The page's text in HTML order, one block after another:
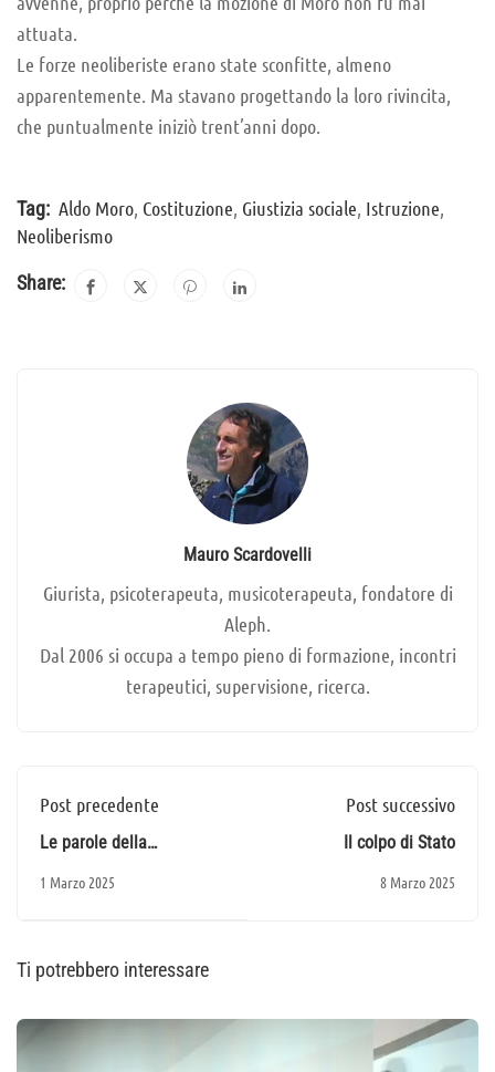
attuata.
Le forze neoliberiste erano state sconfitte, almeno
apparentemente. Ma stavano progettando la loro rivincita,
che puntualmente iniziò trent’anni dopo.
Tag: Aldo Moro, Costituzione, Giustizia sociale, Istruzione,
Neoliberismo
Share:
Mauro Scardovelli
Giurista, psicoterapeuta, musicoterapeuta, fondatore di
Aleph.
Dal 2006 si occupa a tempo pieno di formazione, incontri
terapeutici, supervisione, ricerca.
Post precedente
Le parole della
1 Marzo 2025
Post successivo
Il colpo di Stato
8 Marzo 2025
Ti potrebbero interessare